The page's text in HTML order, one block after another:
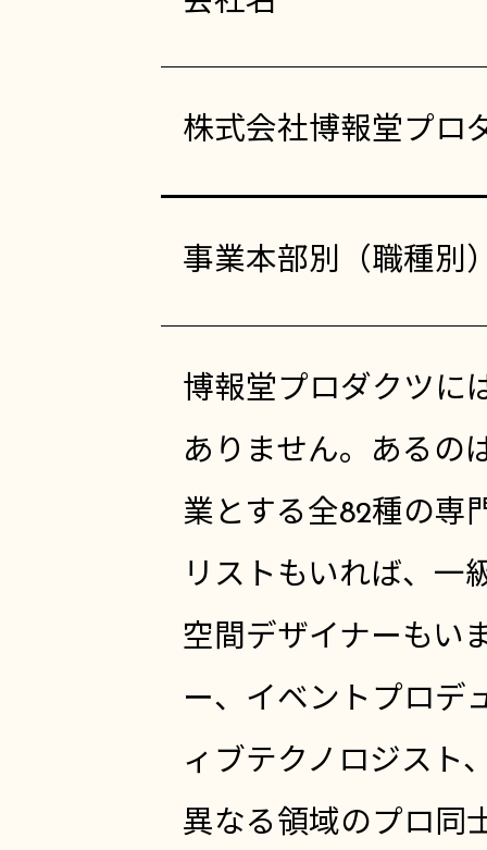
株式会社博報堂プロ
事業本部別（職種別
博報堂プロダクツに
ありません。あるの
業とする全82種の専
リストもいれば、一
空間デザイナーもい
ー、イベントプロデ
ィブテクノロジスト
異なる領域のプロ同